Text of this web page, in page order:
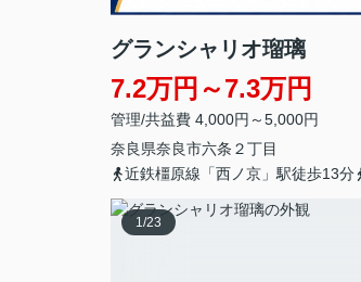
グランシャリオ瑠璃
7.2万円～7.3万円
管理/共益費 4,000円～5,000円
奈良県奈良市六条 ２丁目
近鉄橿原線「西ノ京」駅徒歩13分
1 /23